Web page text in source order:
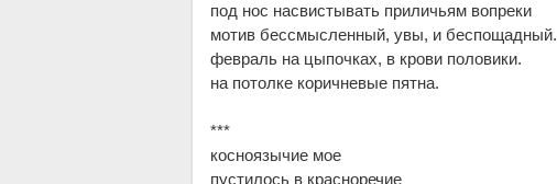
под нос насвистывать приличьям вопреки
мотив бессмысленный, увы, и беспощадный.
февраль на цыпочках, в крови половики.
на потолке коричневые пятна.
***
косноязычие мое
пустилось в красноречие